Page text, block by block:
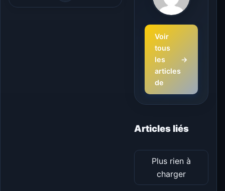
Voir
tous
les
articles
de
→
Articles liés
Plus rien à
charger